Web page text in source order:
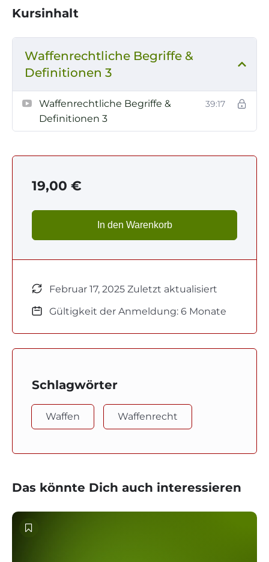
Kursinhalt
Waffenrechtliche Begriffe &
Definitionen 3
Waffenrechtliche Begriffe &
Definitionen 3
39:17
19,00 €
In den Warenkorb
Februar 17, 2025 Zuletzt aktualisiert
Gültigkeit der Anmeldung: 6 Monate
Schlagwörter
Waffen Waffenrecht
Das könnte Dich auch interessieren